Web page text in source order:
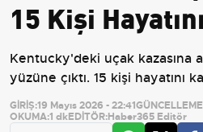
15 Kişi
Kentucky'deki uçak kazasına
yüzüne çıktı. 15 kişi hayatını
GİRİŞ:19 Mayıs 2026 - 22:41
OKUMA:1 dkEDİTÖR:Haber365 Editör